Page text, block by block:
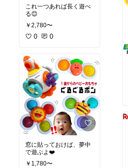
これ一つあれば長く遊べ
る😊
￥2,780〜
0 0
窓に貼っておけば、夢中
で遊ぶよ❤️
￥1,780〜